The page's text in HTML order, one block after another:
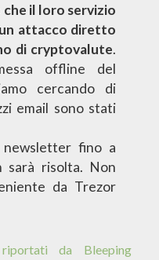
il loro servizio
attacco diretto
di cryptovalute.
offline del
cercando di
email sono stati
newsletter fino a
sarà risolta. Non
da Trezor
da Bleeping